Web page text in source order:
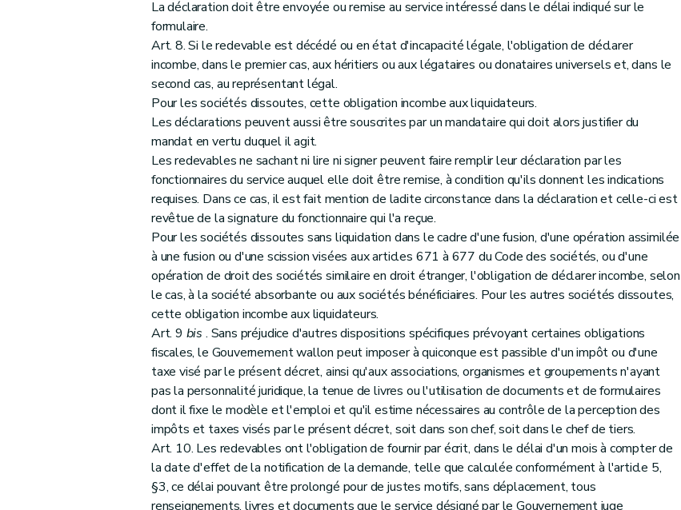
Art. 27
Art. 28
Section 2 Dispositions relatives au Chapitre IV - Fixations des droits Section XX - Actes exemptés du droit proportionnel et assujettis au droit fixe général
Art. 29
Art. 30
Section 3 Dispositions relatives au Chapitre IV - Section XII - Donations Sous-section 1 - Dispositions générales
Art. 31
Section 4 Dispositions relatives au Chapitre IV - Section IreTransmissions à titre onéreux de biens immeubles - §1
Art. 32
Art. 33
Section 5 Dispositions relatives au Chapitre IV - Section XII - Donations Sous-section 1
- Dispositions générales
Art. 34
Art. 35
Dispositions en matière de droits de succession - Chapitre III Évaluation de l'actif imposable - Section II - Règles particulières
Dispositions relatives à la modification du décret du 19 novembre 1998 instaurant une taxe sur les automates en Région wallonne
Dispositions relatives à la modification du Code des taxes assimilées aux impôts sur les revenus en matière d'éco-malus
La déclaration doit être envoyée ou remise au service intéressé dans le délai indiqué sur le
formulaire.
Art. 8. Si le redevable est décédé ou en état d'incapacité légale, l'obligation de déclarer
incombe, dans le premier cas, aux héritiers ou aux légataires ou donataires universels et, dans le
second cas, au représentant légal.
Pour les sociétés dissoutes, cette obligation incombe aux liquidateurs.
Les déclarations peuvent aussi être souscrites par un mandataire qui doit alors justifier du
mandat en vertu duquel il agit.
Les redevables ne sachant ni lire ni signer peuvent faire remplir leur déclaration par les
fonctionnaires du service auquel elle doit être remise, à condition qu'ils donnent les indications
requises. Dans ce cas, il est fait mention de ladite circonstance dans la déclaration et celle-ci est
revêtue de la signature du fonctionnaire qui l'a reçue.
Pour les sociétés dissoutes sans liquidation dans le cadre d'une fusion, d'une opération assimilée
à une fusion ou d'une scission visées aux articles 671 à 677 du Code des sociétés, ou d'une
opération de droit des sociétés similaire en droit étranger, l'obligation de déclarer incombe, selon
le cas, à la société absorbante ou aux sociétés bénéficiaires. Pour les autres sociétés dissoutes,
cette obligation incombe aux liquidateurs.
Art. 9 bis . Sans préjudice d'autres dispositions spécifiques prévoyant certaines obligations
fiscales, le Gouvernement wallon peut imposer à quiconque est passible d'un impôt ou d'une
taxe visé par le présent décret, ainsi qu'aux associations, organismes et groupements n'ayant
pas la personnalité juridique, la tenue de livres ou l'utilisation de documents et de formulaires
dont il fixe le modèle et l'emploi et qu'il estime nécessaires au contrôle de la perception des
impôts et taxes visés par le présent décret, soit dans son chef, soit dans le chef de tiers.
Art. 10. Les redevables ont l'obligation de fournir par écrit, dans le délai d'un mois à compter de
la date d'effet de la notification de la demande, telle que calculée conformément à l'article 5,
§3, ce délai pouvant être prolongé pour de justes motifs, sans déplacement, tous
renseignements, livres et documents que le service désigné par le Gouvernement juge